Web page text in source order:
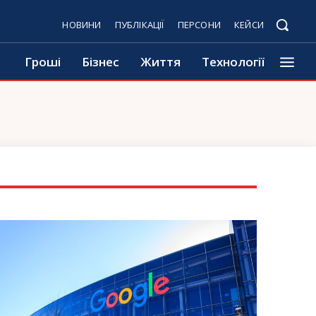
НОВИНИ ПУБЛІКАЦІЇ ПЕРСОНИ КЕЙСИ
Гроші Бізнес Життя Технології